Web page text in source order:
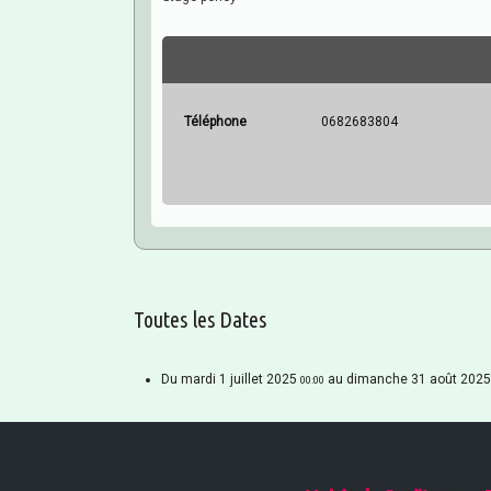
Téléphone 0682683804
Toutes les Dates
Du mardi 1 juillet 2025 00:00 au dimanche 31 août 2025